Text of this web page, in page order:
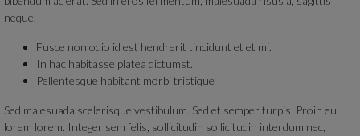
neque.
Fusce non odio id est hendrerit tincidunt et et mi.
In hac habitasse platea dictumst.
Pellentesque habitant morbi tristique
Sed malesuada scelerisque vestibulum. Sed et semper turpis. Proin eu
lorem lorem. Integer sem felis, sollicitudin sollicitudin interdum nec,